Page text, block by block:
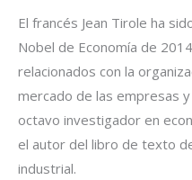
El francés Jean Tirole ha
Nobel de Economía de
relacionados con la
mercado de las empresas
octavo investigador en
el autor del libro de texto
industrial.